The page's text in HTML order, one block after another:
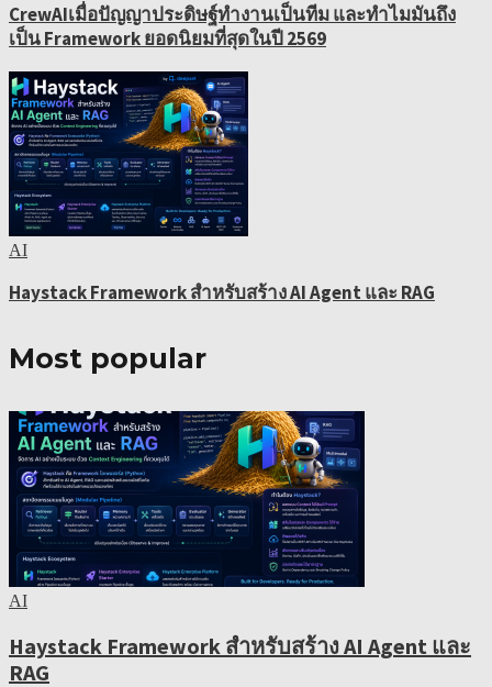
CrewAIเมื่อปัญญาประดิษฐ์ทำงานเป็นทีม และทำไมมันถึง
เป็น Framework ยอดนิยมที่สุดในปี 2569
AI
Haystack Framework สำหรับสร้าง AI Agent และ RAG
Most popular
AI
Haystack Framework สำหรับสร้าง AI Agent และ
RAG